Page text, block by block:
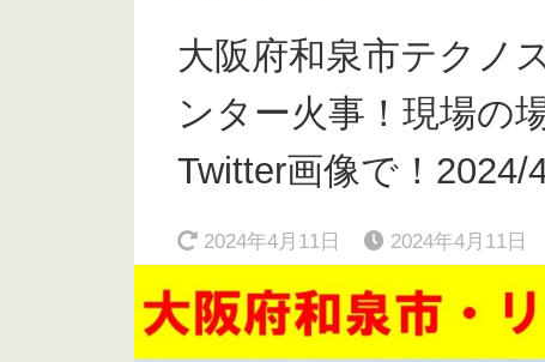
大阪府和泉市テクノ
ンター火事！現場の
Twitter画像で！2024/
2024年4月11日 2024年4月11日